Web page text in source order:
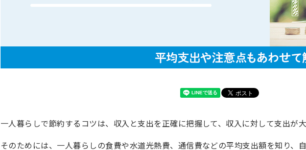
一人暮らしで節約するコツは、収入と支出を正確に把握して、収入に対して支出が
そのためには、一人暮らしの食費や水道光熱費、通信費などの平均支出額を知り、